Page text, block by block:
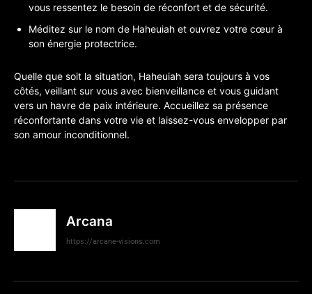
vous ressentez le besoin de réconfort et de sécurité.
Méditez sur le nom de Haheuiah et ouvrez votre cœur à
son énergie protectrice.
Quelle que soit la situation, Haheuiah sera toujours à vos
côtés, veillant sur vous avec bienveillance et vous guidant
vers un havre de paix intérieure. Accueillez sa présence
réconfortante dans votre vie et laissez-vous envelopper par
son amour inconditionnel.
Arcana
https://arcane-visions.com